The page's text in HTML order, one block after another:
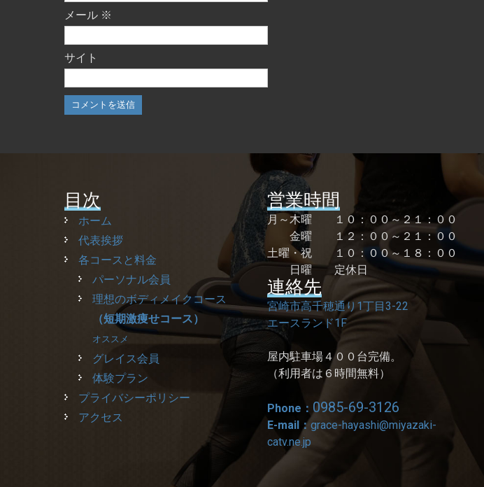
メール ※
サイト
目次
ホーム
代表挨拶
各コースと料金
パーソナル会員
理想のボディメイクコース
（短期激痩せコース）
オススメ
グレイス会員
体験プラン
プライバシーポリシー
アクセス
営業時間
月～木曜 １０：００～２１：００
金曜 １２：００～２１：００
土曜・祝 １０：００～１８：００
日曜 定休日
連絡先
宮崎市高千穂通り1丁目3-22
エースランド1F
屋内駐車場４００台完備。
（利用者は６時間無料）
Phone： 0985-69-3126
E-mail：grace-hayashi@miyazaki-
catv.ne.jp